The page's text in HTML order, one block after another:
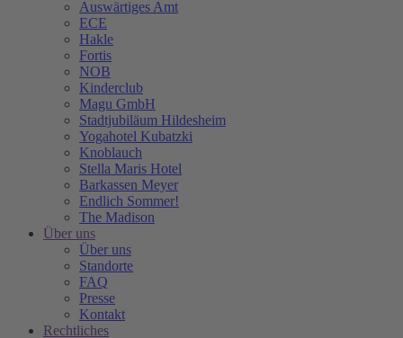
Auswärtiges Amt
ECE
Hakle
Fortis
NOB
Kinderclub
Magu GmbH
Stadtjubiläum Hildesheim
Yogahotel Kubatzki
Knoblauch
Stella Maris Hotel
Barkassen Meyer
Endlich Sommer!
The Madison
Über uns
Über uns
Standorte
FAQ
Presse
Kontakt
Rechtliches